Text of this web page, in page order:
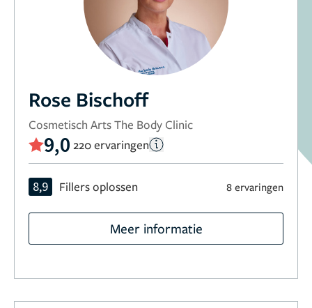
Rose Bischoff
Cosmetisch Arts The Body Clinic
9,0 220 ervaringen
8,9 Fillers oplossen 8 ervaringen
Meer informatie